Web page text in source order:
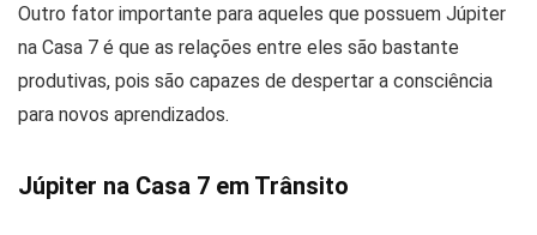
Outro fator importante para aqueles que possuem Júpiter
na Casa 7 é que as relações entre eles são bastante
produtivas, pois são capazes de despertar a consciência
para novos aprendizados.
Júpiter na Casa 7 em Trânsito